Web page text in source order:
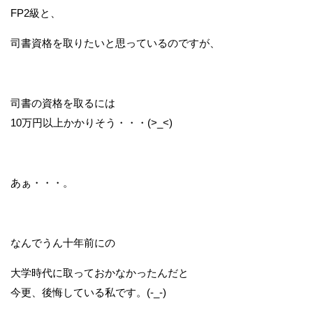
FP2級と、
司書資格を取りたいと思っているのですが、
司書の資格を取るには
10万円以上かかりそう・・・(>_<)
あぁ・・・。
なんでうん十年前にの
大学時代に取っておかなかったんだと
今更、後悔している私です。(-_-)